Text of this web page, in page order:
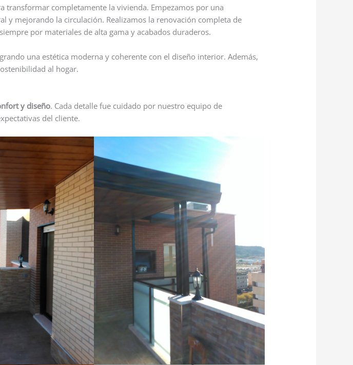
completamente la vivienda. Empezamos por una
y mejorando la circulación. Realizamos la renovación completa de
por materiales de alta gama y acabados duraderos.
una estética moderna y coherente con el diseño interior. Además,
al hogar.
y diseño. Cada detalle fue cuidado por nuestro equipo de
del cliente.